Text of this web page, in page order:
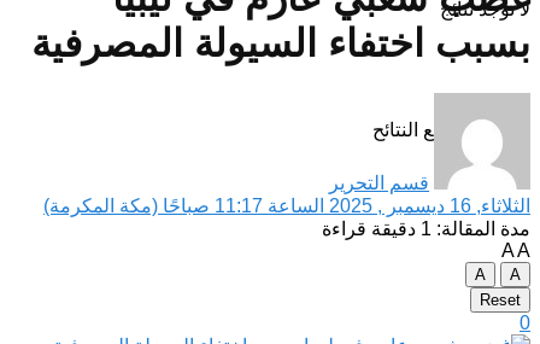
لا توجد نتائج
مشاهدة جميع النتائح
بسبب اختفاء السيولة المصرفية
قسم التحرير
الثلاثاء, 16 ديسمبر , 2025 الساعة 11:17 صباحًا (مكة المكرمة)
مدة المقالة: 1 دقيقة قراءة
AA
A
A
Reset
0